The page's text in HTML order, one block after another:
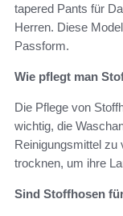
tapered Pants für
Herren. Diese
Passform.
Wie pflegt man
Die Pflege von
wichtig, die
Reinigungsmittel zu
trocknen, um ihre
Sind Stoffhosen